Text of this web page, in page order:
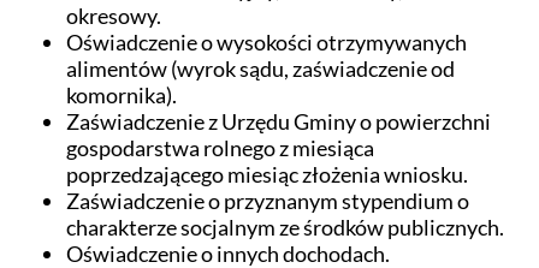
okresowy.
Oświadczenie o wysokości otrzymywanych
alimentów (wyrok sądu, zaświadczenie od
komornika).
Zaświadczenie z Urzędu Gminy o powierzchni
gospodarstwa rolnego z miesiąca
poprzedzającego miesiąc złożenia wniosku.
Zaświadczenie o przyznanym stypendium o
charakterze socjalnym ze środków publicznych.
Oświadczenie o innych dochodach.